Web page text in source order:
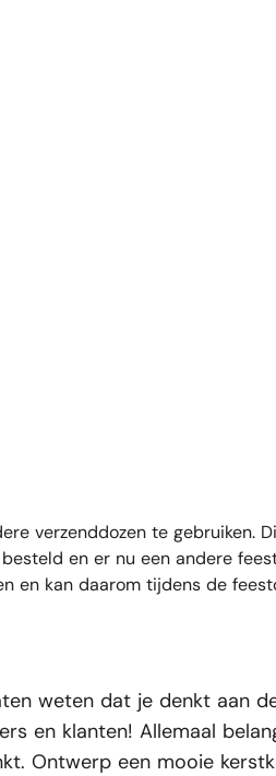
verzenddozen te gebruiken.
en er nu een andere
en kan daarom tijdens de
weten dat je denkt aan
en klanten! Allemaal
Ontwerp een mooie